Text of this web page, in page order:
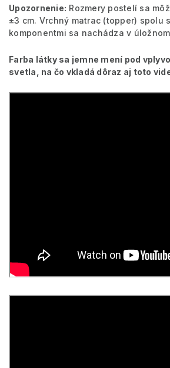
Upozornenie: Rozmery postelí sa
±3 cm. Vrchný matrac (topper) spolu
komponentmi sa nachádza v
Farba látky sa jemne mení pod
svetla, na čo vkladá dôraz aj toto